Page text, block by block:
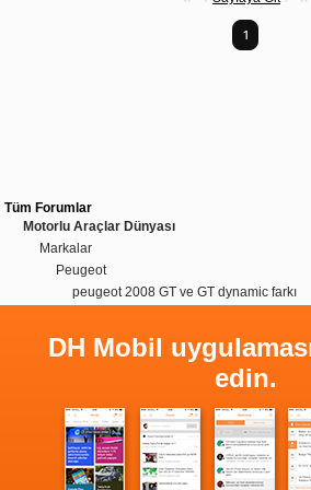
1
Tüm Forumlar
Motorlu Araçlar Dünyası
Markalar
Peugeot
peugeot 2008 GT ve GT dynamic farkı
DH Mobil
edin.